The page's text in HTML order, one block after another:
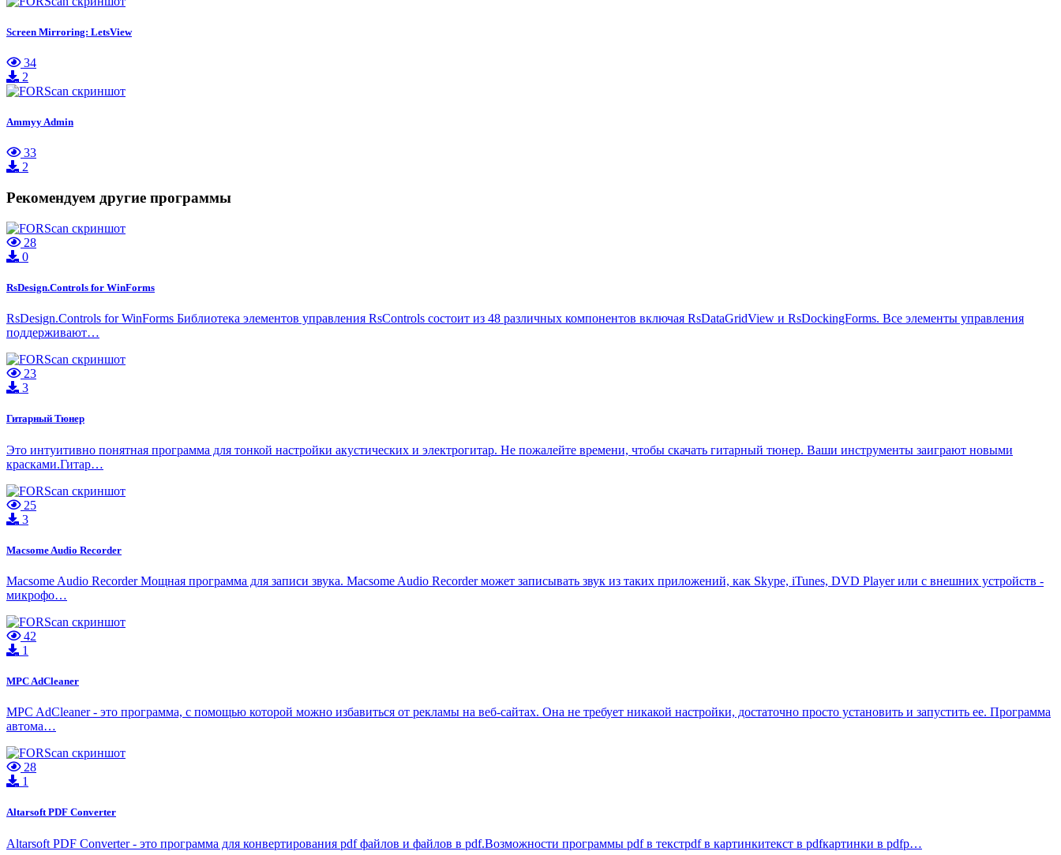
Screen Mirroring: LetsView
34
2
Ammyy Admin
33
2
Рекомендуем другие программы
28
0
RsDesign.Controls for WinForms
RsDesign.Controls for WinForms Библиотека элементов управления RsControls состоит из 48 различных компонентов включая RsDataGridView и RsDockingForms. Все элементы управления
поддерживают…
23
3
Гитарный Тюнер
Это интуитивно понятная программа для тонкой настройки акустических и электрогитар. Не пожалейте времени, чтобы скачать гитарный тюнер. Ваши инструменты заиграют новыми
красками.Гитар…
25
3
Macsome Audio Recorder
Macsome Audio Recorder Мощная программа для записи звука. Macsome Audio Recorder может записывать звук из таких приложений, как Skype, iTunes, DVD Player или с внешних устройств -
микрофо…
42
1
MPC AdCleaner
MPC AdCleaner - это программа, с помощью которой можно избавиться от рекламы на веб-сайтах. Она не требует никакой настройки, достаточно просто установить и запустить ее. Программа
автома…
28
1
Altarsoft PDF Converter
Altarsoft PDF Converter - это программа для конвертирования pdf файлов и файлов в pdf.Возможности программы pdf в текстpdf в картинкитекст в pdfкартинки в pdfр…